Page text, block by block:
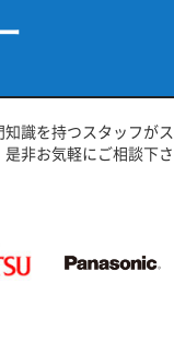
識を持つスタッフがス
非お気軽にご相談下さ